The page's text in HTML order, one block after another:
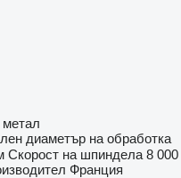
диаметър на обработка
Скорост на шпиндела 8 000
Франция